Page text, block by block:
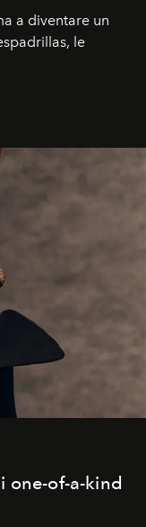
a diventare un
le
one-of-a-kind